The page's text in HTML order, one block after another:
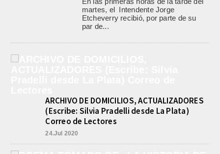
martes, el Intendente Jorge
Etcheverry recibió, por parte de su
par de...
ARCHIVO DE DOMICILIOS, ACTUALIZADORES
(Escribe: Silvia Pradelli desde La Plata)
Correo de Lectores
24.Jul 2020